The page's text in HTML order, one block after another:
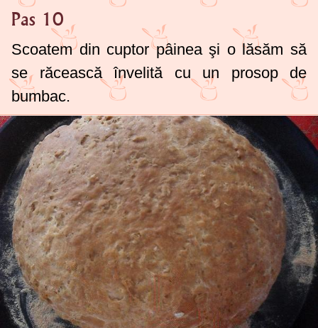
Pas 10
Scoatem din cuptor pâinea şi o lăsăm să
se răcească învelită cu un prosop de
bumbac.